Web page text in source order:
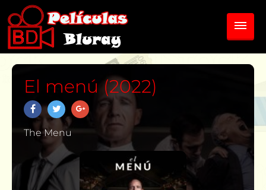
El menú (2022)
The Menu